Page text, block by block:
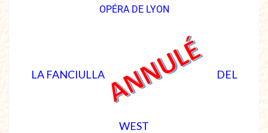
OPÉRA DE LYON
LA FANCIULLA DEL
WEST